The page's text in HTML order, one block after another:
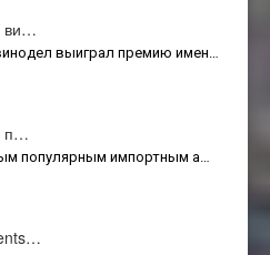
ви…
выиграл премию имен…
п…
популярным импортным а…